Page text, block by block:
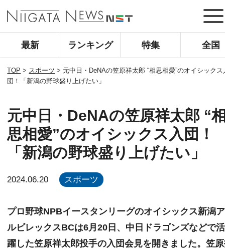
最新 ランキング 特集 全国
TOP > スポーツ > 元中日・DeNAの笠原祥太郎 “相思相愛”のオイシックス
団！「新潟の野球盛り上げたい」
元中日・DeNAの笠原祥太郎 “
思相愛”のオイシックス入団！
「新潟の野球盛り上げたい」
2024.06.20 スポーツ
プロ野球NPBイースタンリーグのオイシックス新潟ア
ルビレックスBCは6月20日、中日ドラゴンズなどで活
躍した笠原祥太郎投手の入団会見を開きました。笠